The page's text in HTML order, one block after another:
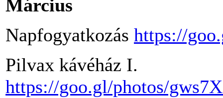
Március
Napfogyatkozás https://
Pilvax kávéház I.
https://goo.gl/photos/